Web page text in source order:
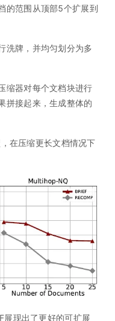
的范围从顶部5个扩展到
洗牌，并均匀划分为多
缩器对每个文档块进行
拼接起来，生成整体的
在压缩更长文档情况下
展现出了更好的可扩展